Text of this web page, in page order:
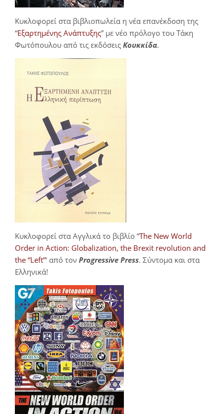
Κυκλοφορεί στα βιβλιοπωλεία η νέα επανέκδοση της
“Εξαρτημένης Ανάπτυξης” με νέο πρόλογο του Τάκη
Φωτόπουλου από τις εκδόσεις Κουκκίδα.
Κυκλοφορεί στα Αγγλικά το βιβλίο “The New World
Order in Action: Globalization, the Brexit revolution and
the “Left”‘ από τον Progressive Press. Σύντομα και στα
Ελληνικά!